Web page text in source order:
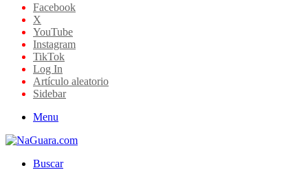
Facebook
X
YouTube
Instagram
TikTok
Log In
Artículo aleatorio
Sidebar
Menu
Buscar